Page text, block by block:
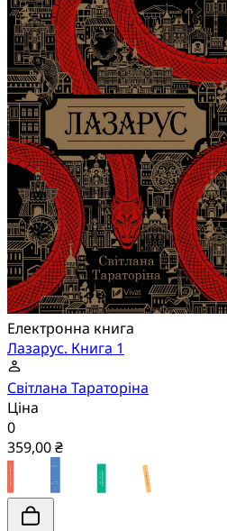
Електронна книга
Лазарус. Книга 1
Світлана Тараторіна
Ціна
0
359,00 ₴